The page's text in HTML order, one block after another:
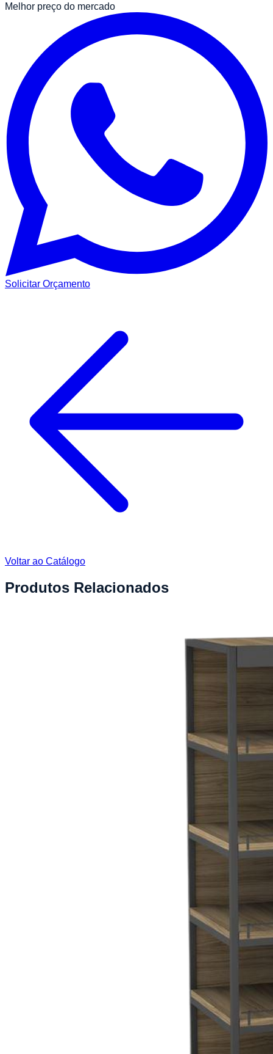
Melhor preço do mercado
Solicitar Orçamento
Voltar ao Catálogo
Produtos Relacionados